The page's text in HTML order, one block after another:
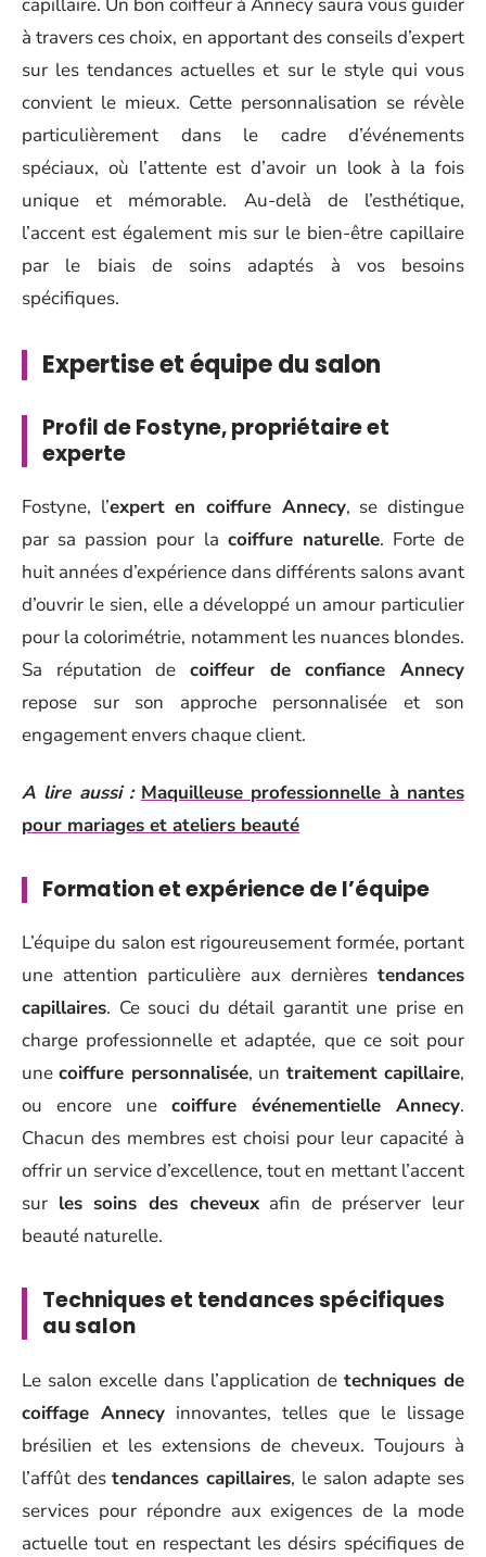
à travers ces choix, en apportant des conseils d’expert
sur les tendances actuelles et sur le style qui vous
convient le mieux. Cette personnalisation se révèle
particulièrement dans le cadre d’événements
spéciaux, où l’attente est d’avoir un look à la fois
unique et mémorable. Au-delà de l’esthétique,
l’accent est également mis sur le bien-être capillaire
par le biais de soins adaptés à vos besoins
spécifiques.
Expertise et équipe du salon
Profil de Fostyne, propriétaire et
experte
Fostyne, l’expert en coiffure Annecy, se distingue
par sa passion pour la coiffure naturelle. Forte de
huit années d’expérience dans différents salons avant
d’ouvrir le sien, elle a développé un amour particulier
pour la colorimétrie, notamment les nuances blondes.
Sa réputation de coiffeur de confiance Annecy
repose sur son approche personnalisée et son
engagement envers chaque client.
A lire aussi : Maquilleuse professionnelle à nantes
pour mariages et ateliers beauté
Formation et expérience de l’équipe
L’équipe du salon est rigoureusement formée, portant
une attention particulière aux dernières tendances
capillaires. Ce souci du détail garantit une prise en
charge professionnelle et adaptée, que ce soit pour
unecoiffure personnalisée, un traitement capillaire,
ou encore une coiffure événementielle Annecy.
Chacun des membres est choisi pour leur capacité à
offrir un service d’excellence, tout en mettant l’accent
sur les soins des cheveuxafin de préserver leur
beauté naturelle.
Techniques et tendances spécifiques
au salon
Le salon excelle dans l’application de techniques de
coiffage Annecy innovantes, telles que le lissage
brésilien et les extensions de cheveux. Toujours à
l’affût destendances capillaires, le salon adapte ses
services pour répondre aux exigences de la mode
actuelle tout en respectant les désirs spécifiques de